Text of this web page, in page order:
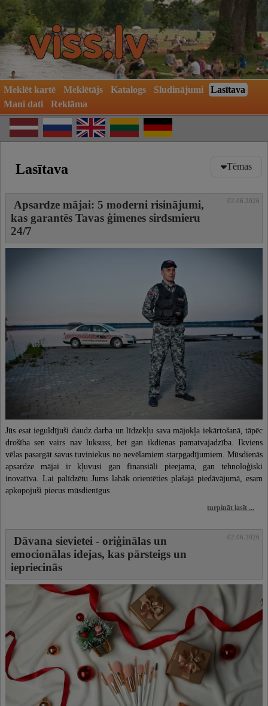
Meklēt kartē Meklētājs Katalogs Sludinājumi
Lasītava
Mani dati
Reklāma
Lasītava Tēmas
Veselība
Auto
Atpūta un izklaide
Skaistumkopšana
Uzņēmējdarbība un bizness
Tehnoloģijas, drošība
Attiecības
Lauksaimniecība
Mājdzīvnieki un mājlopi
Apsardze mājai: 5 moderni risinājumi,
kas garantēs Tavas ģimenes sirdsmieru
24/7
02.06.2026
Jūs esat ieguldījuši daudz darba un līdzekļu sava mājokļa iekārtošanā, tāpēc
drošība sen vairs nav luksuss, bet gan ikdienas pamatvajadzība. Ikviens
vēlas pasargāt savus tuviniekus no nevēlamiem starpgadījumiem. Mūsdienās
apsardze mājai ir kļuvusi gan finansiāli pieejama, gan tehnoloģiski
inovatīva. Lai palīdzētu Jums labāk orientēties plašajā piedāvājumā, esam
apkopojuši piecus mūsdienīgus
turpināt lasīt ...
Dāvana sievietei - oriģinālas un
emocionālas idejas, kas pārsteigs un
iepriecinās
02.06.2026